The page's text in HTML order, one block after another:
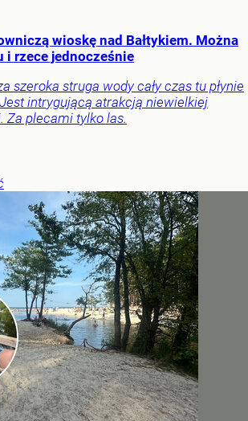
wioskę nad Bałtykiem. Można
i rzece jednocześnie
szeroka struga wody cały czas tu płynie
intrygującą atrakcją niewielkiej
Za plecami tylko las.